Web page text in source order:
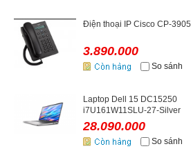
Điện thoại IP Cisco CP-3905
3.890.000
So sánh
Laptop Dell 15 DC15250
i7U161W11SLU-27-Silver
28.090.000
So sánh